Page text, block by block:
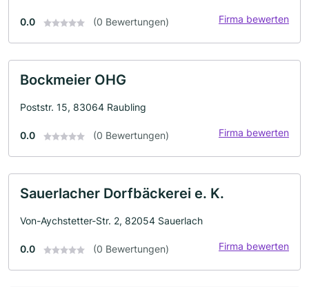
0.0 (0 Bewertungen) Firma bewerten
Bockmeier OHG
Poststr. 15, 83064 Raubling
0.0 (0 Bewertungen) Firma bewerten
Sauerlacher Dorfbäckerei e. K.
Von-Aychstetter-Str. 2, 82054 Sauerlach
0.0 (0 Bewertungen) Firma bewerten